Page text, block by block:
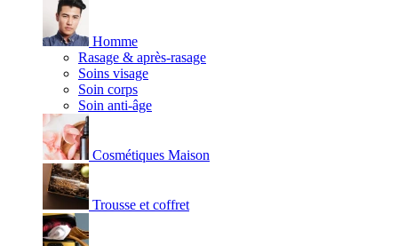
Homme
Rasage & après-rasage
Soins visage
Soin corps
Soin anti-âge
Cosmétiques Maison
Trousse et coffret